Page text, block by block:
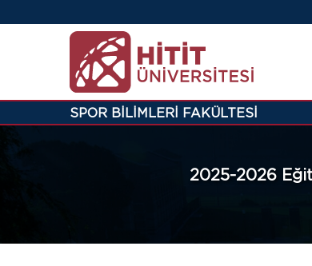
SPOR BİLİMLERİ FAKÜLTESİ
2025-2026